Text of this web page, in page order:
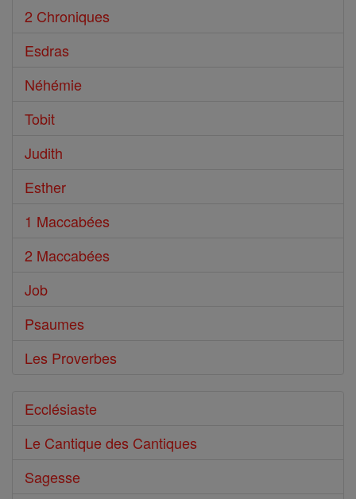
2 Chroniques
Esdras
Néhémie
Tobit
Judith
Esther
1 Maccabées
2 Maccabées
Job
Psaumes
Les Proverbes
Ecclésiaste
Le Cantique des Cantiques
Sagesse